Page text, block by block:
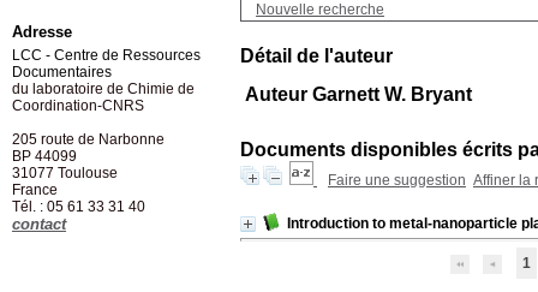
Nouvelle recherche
Détail de l'auteur
Auteur Garnett W. Bryant
Documents disponibles écrits
Faire une suggestion Affiner la
Introduction to metal-nanoparticle
1
Adresse
LCC - Centre de Ressources
Documentaires
du laboratoire de Chimie de
Coordination-CNRS
205 route de Narbonne
BP 44099
31077 Toulouse
France
Tél. : 05 61 33 31 40
contact